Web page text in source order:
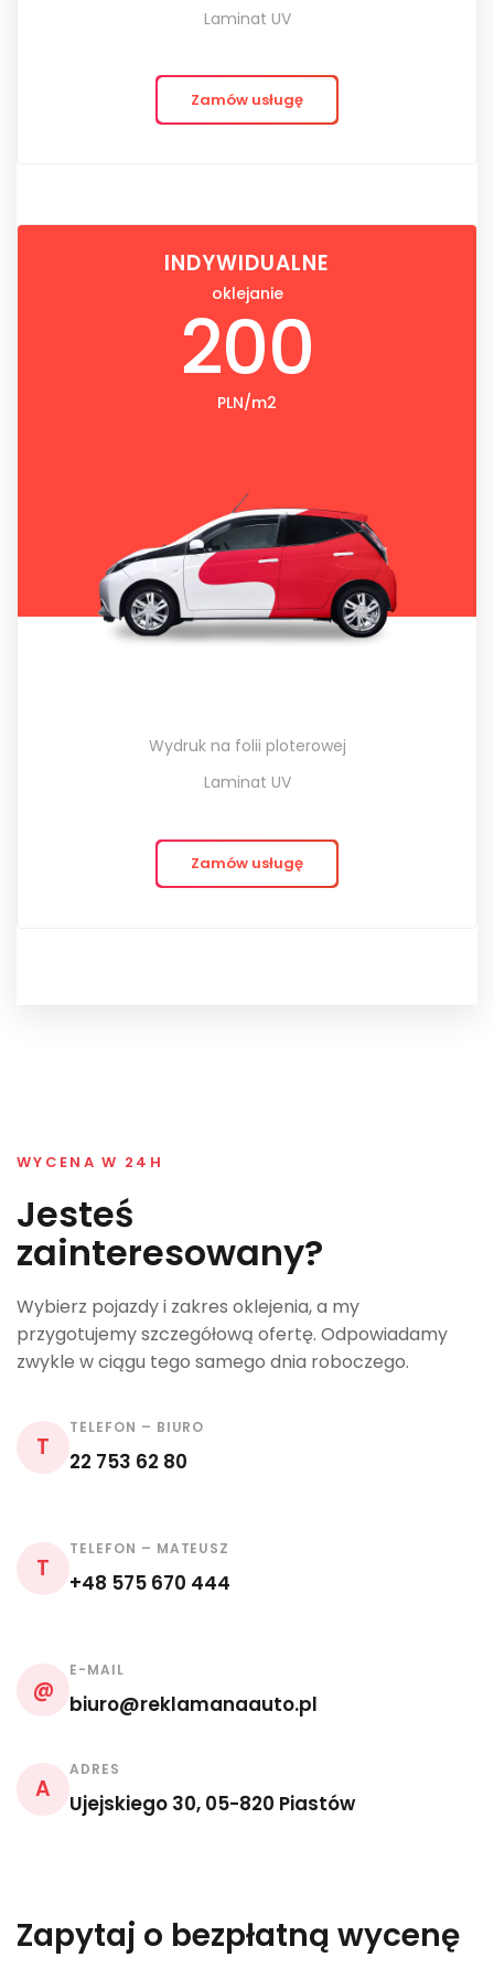
Laminat UV
Zamów usługę
INDYWIDUALNE
oklejanie
200
PLN/m2
Wydruk na folii ploterowej
Laminat UV
Zamów usługę
WYCENA W 24H
Jesteś
zainteresowany?
Wybierz pojazdy i zakres oklejenia, a my
przygotujemy szczegółową ofertę. Odpowiadamy
zwykle w ciągu tego samego dnia roboczego.
T
TELEFON – BIURO
22 753 62 80
T
TELEFON – MATEUSZ
+48 575 670 444
@
E-MAIL
biuro@reklamanaauto.pl
A
ADRES
Ujejskiego 30, 05-820 Piastów
Zapytaj o bezpłatną wycenę